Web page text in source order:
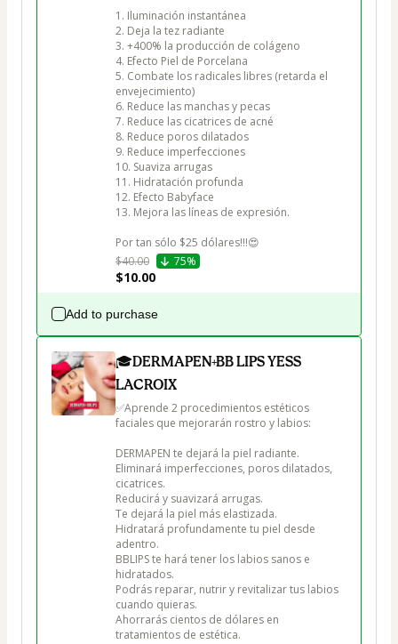
1. Iluminación instantánea
2. Deja la tez radiante
3. +400% la producción de colágeno
4. Efecto Piel de Porcelana
5. Combate los radicales libres (retarda el
envejecimiento)
6. Reduce las manchas y pecas
7. Reduce las cicatrices de acné
8. Reduce poros dilatados
9. Reduce imperfecciones
10. Suaviza arrugas
11. Hidratación profunda
12. Efecto Babyface
13. Mejora las líneas de expresión.
$40.00
75%
$10.00
Add to purchase
🎓DERMAPEN+BB LIPS YESS
LACROIX
✅Aprende 2 procedimientos estéticos
faciales que mejorarán rostro y labios:
DERMAPEN te dejará la piel radiante.
Eliminará imperfecciones, poros dilatados,
cicatrices.
Reducirá y suavizará arrugas.
Te dejará la piel más elastizada.
Hidratará profundamente tu piel desde
adentro.
BBLIPS te hará tener los labios sanos e
hidratados.
Podrás reparar, nutrir y revitalizar tus labios
cuando quieras.
Ahorrarás cientos de dólares en
tratamientos de estética.